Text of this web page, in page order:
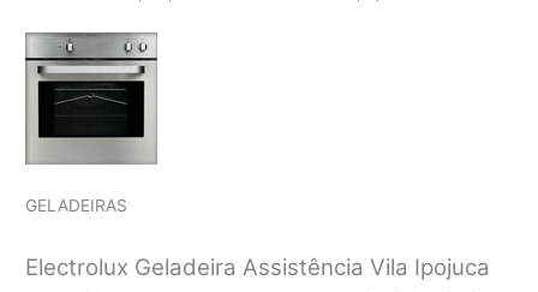
GELADEIRAS
Electrolux Geladeira Assistência Vila Ipojuca